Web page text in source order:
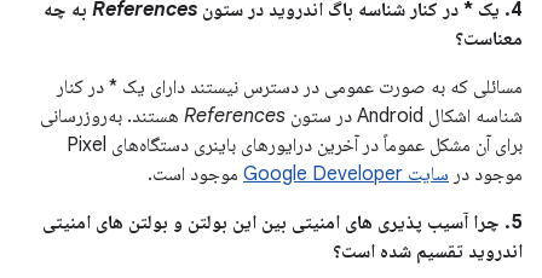
4. یک * در کنار شناسه باگ اندروید در ستون References به چه
معناست؟
مسائلی که به صورت عمومی در دسترس نیستند دارای یک * در کنار
شناسه اشکال Android در ستون
References هستند. به‌روزرسانی
برای آن مشکل عموماً در آخرین درایورهای باینری دستگاه‌های Pixel
موجود در سایت Google Developer
موجود است.
5. چرا آسیب پذیری های امنیتی بین این بولتن و بولتن های امنیتی
اندروید تقسیم شده است؟